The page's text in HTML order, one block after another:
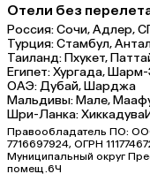
Отели без
Россия:Сочи,Адлер,
Турция:Стамбул,
Таиланд:Пхукет,
Египет:Хургада,Шарм-
ОАЭ:Дубай,Шарджа
Мальдивы:Мале,
Шри-Ланка:Хиккадува
Правообладатель ПО:
7716697924, ОГРН
Муниципальный округ
помещ.6Ч